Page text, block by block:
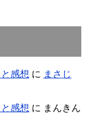
感想 に まさじ
感想 に まんきん